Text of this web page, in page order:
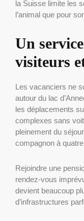
la Suisse limite les
l’animal que pour
Un
visiteurs
Les vacanciers ne
autour du lac
les déplacements
complexes sans
pleinement du
compagnon à
Rejoindre une
rendez-vous
devient beaucoup
d’infrastructures